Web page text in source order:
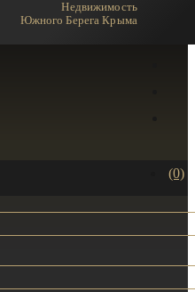
(0)
Недвижимость
Южного Берега Крыма